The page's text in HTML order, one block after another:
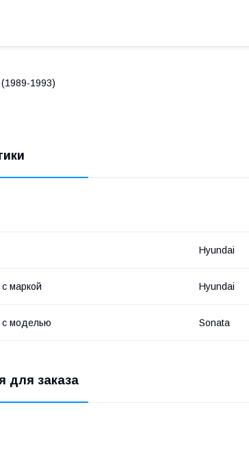
1993)
Hyundai
маркой Hyundai
с моделью Sonata
для заказа